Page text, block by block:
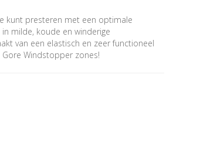
kunt presteren met een optimale
milde, koude en winderige
van een elastisch en zeer functioneel
Windstopper zones!